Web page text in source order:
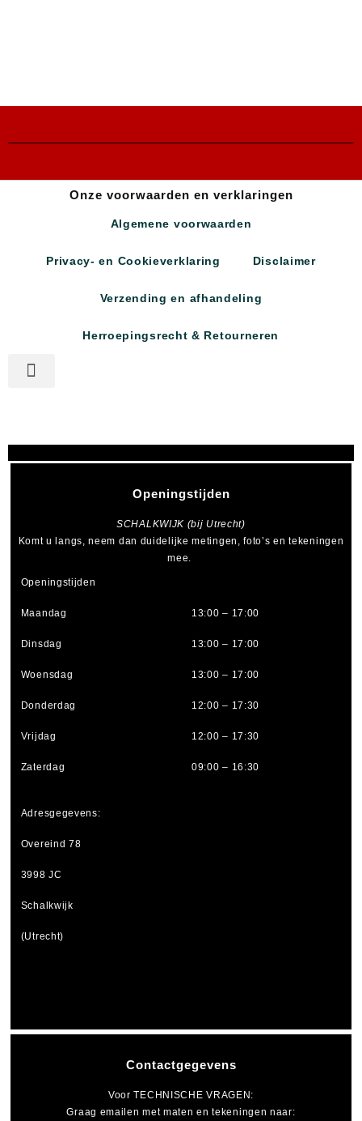
Onze voorwaarden en verklaringen
Algemene voorwaarden
Privacy- en Cookieverklaring Disclaimer
Verzending en afhandeling
Herroepingsrecht & Retourneren
Contactgegevens
VoorTECHNISCHE VRAGEN :
Graag emailen met maten en tekeningen naar:
Openingstijden
SCHALKWIJK (bij Utrecht)
Komt u langs, neem dan duidelijke metingen, foto’s en tekeningen
mee.
Openingstijden
Maandag 13:00 – 17:00
Dinsdag 13:00 – 17:00
Woensdag 13:00 – 17:00
Donderdag 12:00 – 17:30
Vrijdag 12:00 – 17:30
Zaterdag 09:00 – 16:30
Adresgegevens:
Overeind 78
3998 JC
Schalkwijk
(Utrecht)